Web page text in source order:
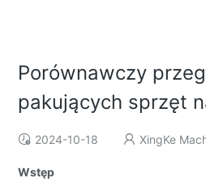
Porównawczy
pakujących sprzęt
2024-10-18 XingKe
Wstęp